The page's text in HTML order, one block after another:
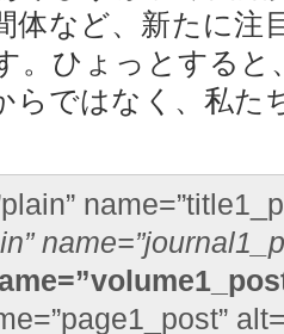
体など、新たに注
。ひょっとすると
らではなく、私た